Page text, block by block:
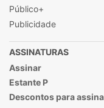
Público+
Publicidade
ASSINATURAS
Assinar
Estante P
Descontos para